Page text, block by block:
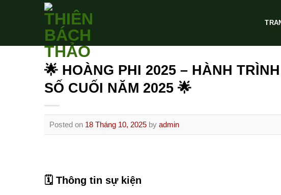
🌟 HOÀNG PHI 2025 – HÀNH
SỐ CUỐI NĂM 2025 🌟
Posted on 18 Tháng 10, 2025 by admin
🗓 Thông tin sự kiện